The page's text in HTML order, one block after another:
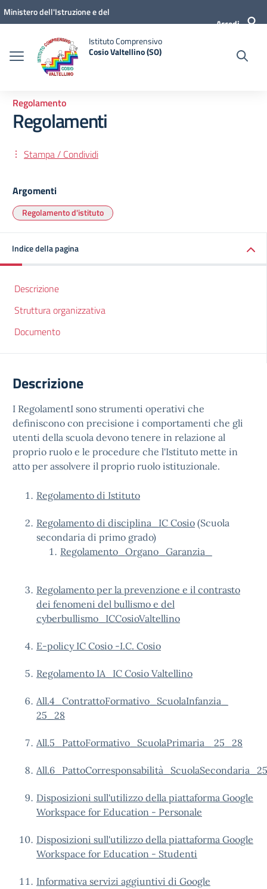
Vai ai contenuti
Vai al menu di navigazione
Vai al footer
Ministero dell'Istruzione e del
Accedi
Istituto Comprensivo
Cosio Valtellino (SO)
Regolamento
Regolamenti
Stampa / Condividi
Argomenti
Regolamento d'istituto
Indice della pagina
Descrizione
Struttura organizzativa
Documento
Descrizione
I RegolamentI sono strumenti operativi che
definiscono con precisione i comportamenti che gli
utenti della scuola devono tenere in relazione al
proprio ruolo e le procedure che l'Istituto mette in
atto per assolvere il proprio ruolo istituzionale.
Regolamento di Istituto
Regolamento di disciplina_IC Cosio (Scuola
secondaria di primo grado)
Regolamento_Organo_Garanzia_
Regolamento per la prevenzione e il contrasto
dei fenomeni del bullismo e del
cyberbullismo_ICCosioValtellino
E-policy IC Cosio -I.C. Cosio
Regolamento IA_IC Cosio Valtellino
All.4_ContrattoFormativo_ScuolaInfanzia_
25_28
All.5_PattoFormativo_ScuolaPrimaria_ 25_28
Disposizioni sull'utilizzo della piattaforma Google
Workspace for Education - Personale
Disposizioni sull'utilizzo della piattaforma Google
Workspace for Education - Studenti
Informativa servizi aggiuntivi di Google